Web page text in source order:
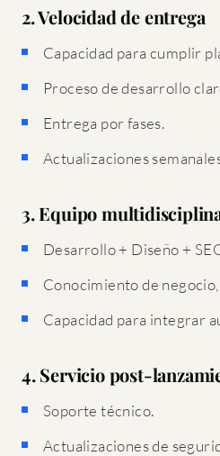
2. Velocidad de entrega
Capacidad para cumplir
Proceso de desarrollo
Entrega por fases.
Actualizaciones
3. Equipo
Desarrollo + Diseño +
Conocimiento de
Capacidad para integrar
4. Servicio post-
Soporte técnico.
Actualizaciones de